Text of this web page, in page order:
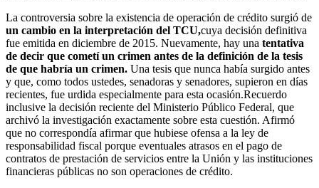
La controversia sobre la existencia de operación de crédito surgió de
un cambio en la interpretación del TCU,cuya decisión definitiva
fue emitida en diciembre de 2015. Nuevamente, hay una tentativa
de decir que cometí un crimen antes de la definición de la tesis
de que habría un crimen. Una tesis que nunca había surgido antes
y que, como todos ustedes, senadoras y senadores, supieron en días
recientes, fue urdida especialmente para esta ocasión.Recuerdo
inclusive la decisión reciente del Ministerio Público Federal, que
archivó la investigación exactamente sobre esta cuestión. Afirmó
que no correspondía afirmar que hubiese ofensa a la ley de
responsabilidad fiscal porque eventuales atrasos en el pago de
contratos de prestación de servicios entre la Unión y las instituciones
financieras públicas no son operaciones de crédito.